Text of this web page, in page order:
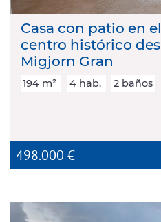
Casa con patio en el
centro histórico des
Migjorn Gran
194 m² 4 hab. 2 baños
498.000 €